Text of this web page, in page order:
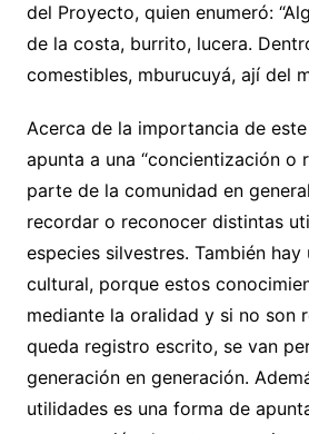
del Proyecto, quien enumeró:
de la costa, burrito, lucera.
comestibles, mburucuyá, ají del
Acerca de la importancia de
apunta a una “concientización o
parte de la comunidad en
recordar o reconocer distintas
especies silvestres. También
cultural, porque estos
mediante la oralidad y si no son
queda registro escrito, se van
generación en generación.
utilidades es una forma de